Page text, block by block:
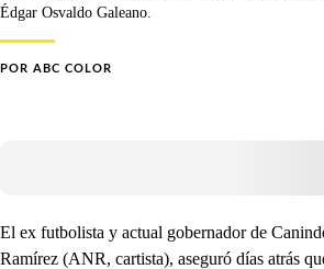
Édgar Osvaldo Galeano.
POR ABC COLOR
El ex futbolista y actual gobernador de
Ramírez (ANR, cartista), aseguró días atrás